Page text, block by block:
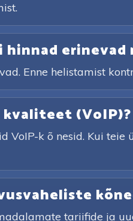
hinnad
Enne helistamist
kvaliteet (VoIP)?
VoIP-k õ nesid. Kui
tariifide ja